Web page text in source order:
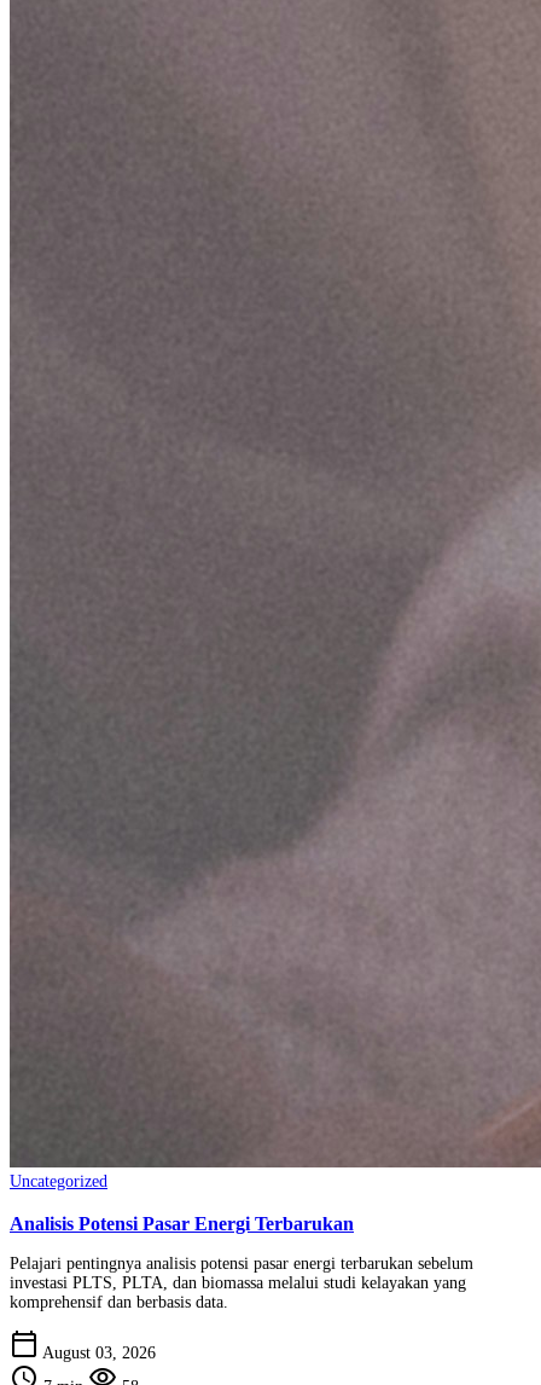
Uncategorized
Analisis Potensi Pasar Energi Terbarukan
Pelajari pentingnya analisis potensi pasar energi terbarukan sebelum
investasi PLTS, PLTA, dan biomassa melalui studi kelayakan yang
komprehensif dan berbasis data.
calendar_today August 03, 2026
schedule visibility